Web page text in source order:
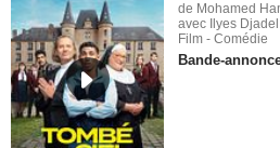
de Mohamed
avec Ilyes
Film - Comédie
Bande-